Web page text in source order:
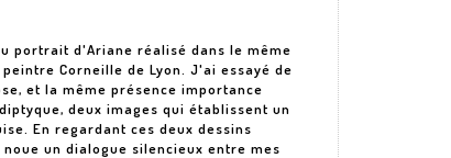
portrait d'Ariane réalisé dans le même
Corneille de Lyon. J'ai essayé de
et la même présence importance
deux images qui établissent un
En regardant ces deux dessins
un dialogue silencieux entre mes